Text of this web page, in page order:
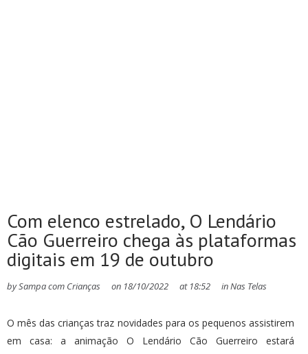
Com elenco estrelado, O Lendário
Cão Guerreiro chega às plataformas
digitais em 19 de outubro
bySampa com Crianças on 18/10/2022 at 18:52 inNas Telas
O mês das crianças traz novidades para os pequenos assistirem
em casa: a animação O Lendário Cão Guerreiro estará